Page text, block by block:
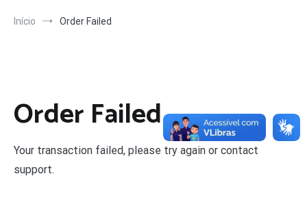
Início Order Failed
Order Failed
Your transaction failed, please try again or contact
support.